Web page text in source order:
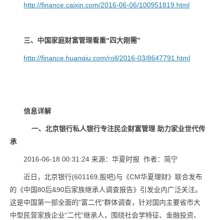
http://finance.caixin.com/2016-06-06/100951819.html
三、 中国家庭财富管理看重“四大刚需”
http://finance.huanqiu.com/roll/2016-03/8647791.html
信息详解
一、 北京银行私人银行专注民企财富管理 助力家业世代传
承
2016-06-18 00:31:24 来源：华夏时报 作者：简宁
近日，北京银行(601169,股吧)与《CM华夏理财》联合发布
的《中国80后&90后家族继承人调查报告》引发业内广泛关注。
这是中国第一部全面的“富二代”群体调查，针对国内主要省市大
中型民营家族企业“二代”继承人，围绕社会学特征、金融投资、